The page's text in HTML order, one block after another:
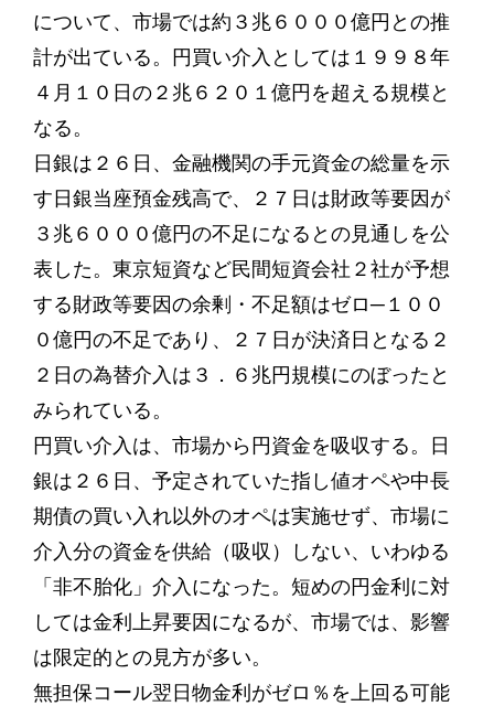
について、市場では約３兆６０００億円との推
計が出ている。円買い介入としては１９９８年
４月１０日の２兆６２０１億円を超える規模と
なる。
日銀は２６日、金融機関の手元資金の総量を示
す日銀当座預金残高で、２７日は財政等要因が
３兆６０００億円の不足になるとの見通しを公
表した。東京短資など民間短資会社２社が予想
する財政等要因の余剰・不足額はゼロ─１００
０億円の不足であり、２７日が決済日となる２
２日の為替介入は３．６兆円規模にのぼったと
みられている。
円買い介入は、市場から円資金を吸収する。日
銀は２６日、予定されていた指し値オペや中長
期債の買い入れ以外のオペは実施せず、市場に
介入分の資金を供給（吸収）しない、いわゆる
「非不胎化」介入になった。短めの円金利に対
しては金利上昇要因になるが、市場では、影響
は限定的との見方が多い。
無担保コール翌日物金利がゼロ％を上回る可能